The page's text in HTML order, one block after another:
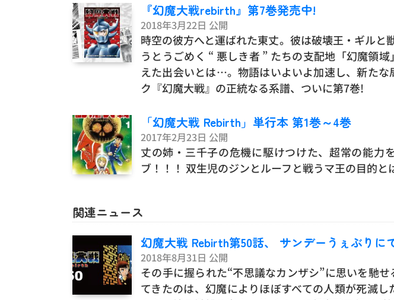
『幻魔大戦rebirth』第7巻発売中!
2018年3月22日 公開
時空の彼方へと運ばれた東丈。彼は破壊王・ギルと
うとうごめく “ 悪しき者 ” たちの支配地「幻魔領
えた出会いとは…。物語はいよいよ加速し、新たな
ク『幻魔大戦』の正統なる系譜、ついに第7巻!
「幻魔大戦 Rebirth」単行本 第1巻～4巻
2017年2月23日 公開
丈の姉・三千子の危機に駆けつけた、超常の能力
ブ！！！ 双生児のジンとルーフと戦うマ王の目的と
関連ニュース
幻魔大戦 Rebirth第50話、 サンデーうぇぶりに
2018年8月31日 公開
その手に握られた“不思議なカンザシ”に思いを馳
てきたのは、幻魔によりほぼすべての人類が死滅